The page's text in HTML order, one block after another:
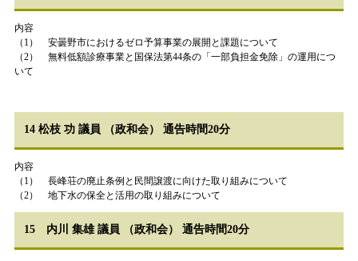
内容
（1） 安曇野市におけるゼロ予算事業の展開と課題について
（2） 無料低額診療事業と国保法第44条の「一部負担金免除」の運用につ
いて
14 松枝 功 議員 （政和会） 通告時間20分
内容
（1） 長峰荘の廃止条例と民間譲渡に向けた取り組みについて
（2） 地下水の保全と活用の取り組みについて
15 内川 集雄 議員 （政和会） 通告時間20分